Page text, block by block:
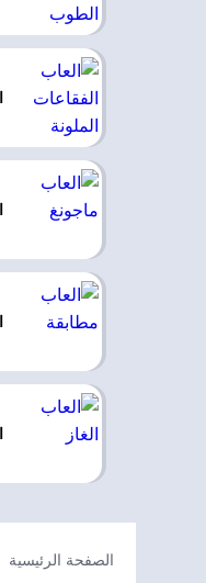
الصفحة الرئيسية